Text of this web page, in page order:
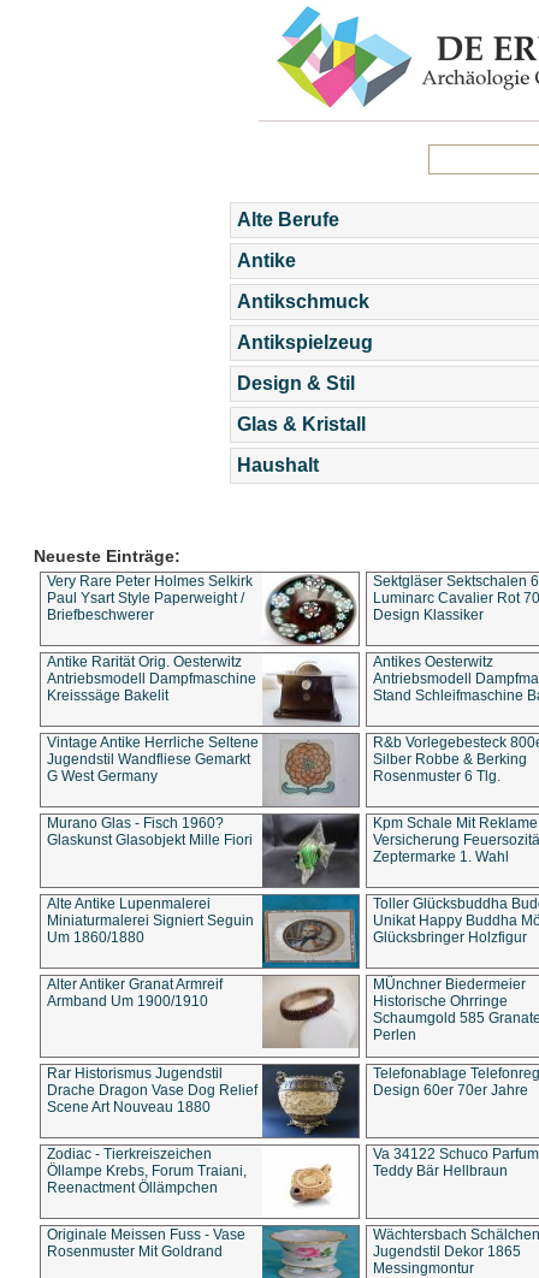
Alte Berufe
Antike
Antikschmuck
Antikspielzeug
Design & Stil
Glas & Kristall
Haushalt
Neueste Einträge:
Very Rare Peter Holmes Selkirk
Paul Ysart Style Paperweight /
Briefbeschwerer
Sektgläser Sektschalen
Luminarc Cavalier Rot
Design Klassiker
Antike Rarität Orig. Oesterwitz
Antriebsmodell Dampfmaschine
Kreisssäge Bakelit
Antikes Oesterwitz
Antriebsmodell
Stand Schleifmaschine
Vintage Antike Herrliche Seltene
Jugendstil Wandfliese Gemarkt
G West Germany
R&b Vorlegebesteck
Silber Robbe & Berking
Rosenmuster 6 Tlg.
Murano Glas - Fisch 1960?
Glaskunst Glasobjekt Mille Fiori
Kpm Schale Mit Reklame
Versicherung
Zeptermarke 1. Wahl
Alte Antike Lupenmalerei
Miniaturmalerei Signiert Seguin
Um 1860/1880
Toller Glücksbuddha
Unikat Happy Buddha
Glücksbringer Holzfigur
Alter Antiker Granat Armreif
Armband Um 1900/1910
MÜnchner Biedermeier
Historische Ohrringe
Schaumgold 585
Perlen
Rar Historismus Jugendstil
Drache Dragon Vase Dog Relief
Scene Art Nouveau 1880
Telefonablage
Design 60er 70er Jahre
Zodiac - Tierkreiszeichen
Öllampe Krebs, Forum Traiani,
Reenactment Öllämpchen
Va 34122 Schuco
Teddy Bär Hellbraun
Originale Meissen Fuss - Vase
Rosenmuster Mit Goldrand
Wächtersbach Schälchen
Jugendstil Dekor 1865
Messingmontur